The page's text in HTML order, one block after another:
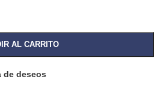
AL CARRITO
de deseos